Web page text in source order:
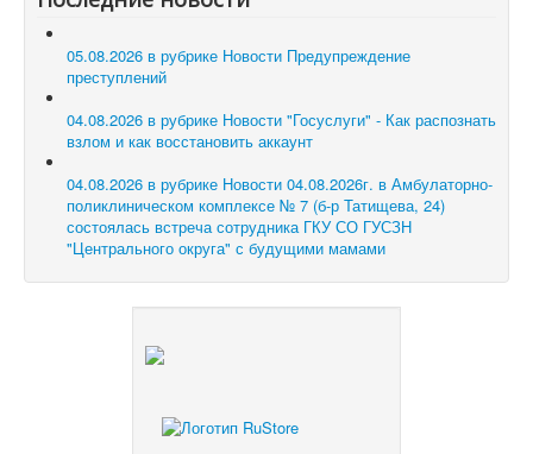
05.08.2026 в рубрике Новости Предупреждение
преступлений
04.08.2026 в рубрике Новости "Госуслуги" - Как распознать
взлом и как восстановить аккаунт
04.08.2026 в рубрике Новости 04.08.2026г. в Амбулаторно-
поликлиническом комплексе № 7 (б-р Татищева, 24)
состоялась встреча сотрудника ГКУ СО ГУСЗН
"Центрального округа" с будущими мамами